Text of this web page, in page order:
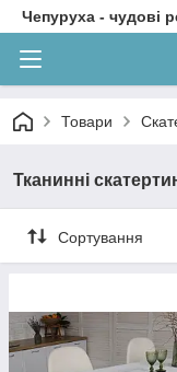
Чепуруха - чудовi
Товари
Тканинні
Сортування